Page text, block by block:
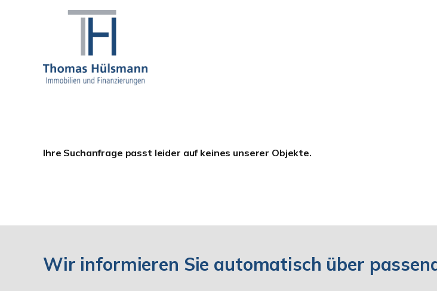
Ihre Suchanfrage passt leider auf keines unserer Objekte.
Wir informieren Sie automatisch über